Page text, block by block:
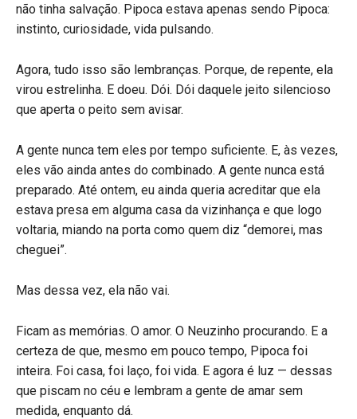
não tinha salvação. Pipoca estava apenas sendo Pipoca:
instinto, curiosidade, vida pulsando.
Agora, tudo isso são lembranças. Porque, de repente, ela
virou estrelinha. E doeu. Dói. Dói daquele jeito silencioso
que aperta o peito sem avisar.
A gente nunca tem eles por tempo suficiente. E, às vezes,
eles vão ainda antes do combinado. A gente nunca está
preparado. Até ontem, eu ainda queria acreditar que ela
estava presa em alguma casa da vizinhança e que logo
voltaria, miando na porta como quem diz “demorei, mas
cheguei”.
Mas dessa vez, ela não vai.
Ficam as memórias. O amor. O Neuzinho procurando. E a
certeza de que, mesmo em pouco tempo, Pipoca foi
inteira. Foi casa, foi laço, foi vida. E agora é luz — dessas
que piscam no céu e lembram a gente de amar sem
medida, enquanto dá.